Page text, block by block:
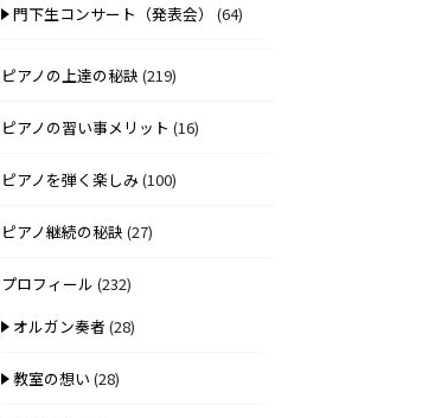
門下生コンサート（発表会） (64)
ピアノの上達の秘訣 (219)
ピアノの習い事メリット (16)
ピアノを弾く楽しみ(100)
ピアノ継続の秘訣 (27)
プロフィール (232)
オルガン奏者 (28)
教室の想い (28)